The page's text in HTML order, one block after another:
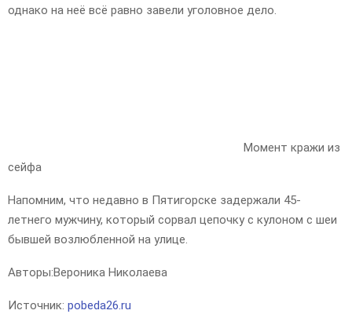
однако на неё всё равно завели уголовное дело.
Момент кражи из
сейфа
Напомним, что недавно в Пятигорске задержали 45-
летнего мужчину, который сорвал цепочку с кулоном с шеи
бывшей возлюбленной на улице.
Авторы:Вероника Николаева
Источник: pobeda26.ru